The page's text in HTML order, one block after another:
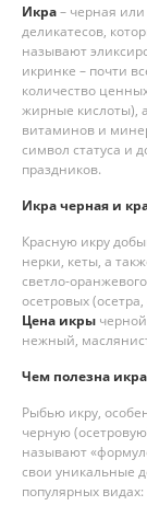
Икра– черная
деликатесов,
называют
икринке – почти
количество
жирные кислоты),
витаминов и
символ статуса и
праздников.
Икра черная и
Красную икру
нерки, кеты, а
светло-
осетровых
Цена икры
нежный,
Чем полезна
Рыбью икру,
черную
называют
свои уникальные
популярных видах: